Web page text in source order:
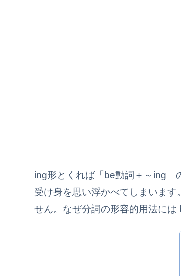
ing形とくれば「be動詞＋～ing」
受け身を思い浮かべてしまいま
せん。なぜ分詞の形容的用法には